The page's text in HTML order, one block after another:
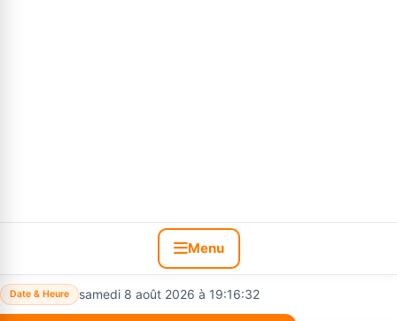
Menu
Date & Heure samedi 8 août 2026 à 19:16:33